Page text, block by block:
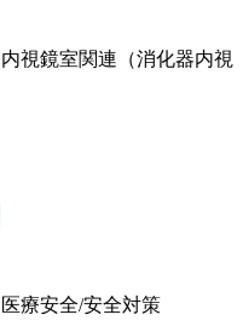
内視鏡室関連（消化器内視
医療安全/安全対策